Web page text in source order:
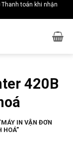
Thanh toán khi nhận
420B
IN VẬN ĐƠN
HOÁ”